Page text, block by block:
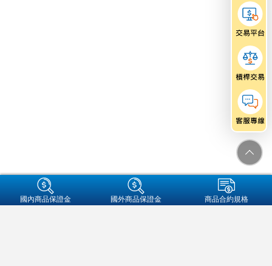
+集團成員
國內商品保證金 國外商品保證金 商品合約規格